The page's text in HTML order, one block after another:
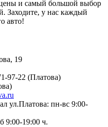
и самый большой выбор
Заходите, у нас каждый
авто!
19
97-22 (Платова)
ул.Платова: пн-вс 9:00-
9:00-19:00 ч.